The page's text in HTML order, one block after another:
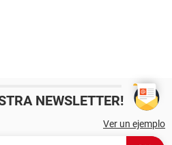
NEWSLETTER!
Ver un ejemplo